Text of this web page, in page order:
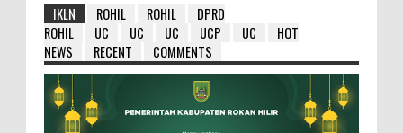
IKLN ROHIL ROHIL
DPRD
ROHIL
UC UC UC UCP UC
HOT
NEWS
RECENT COMMENTS